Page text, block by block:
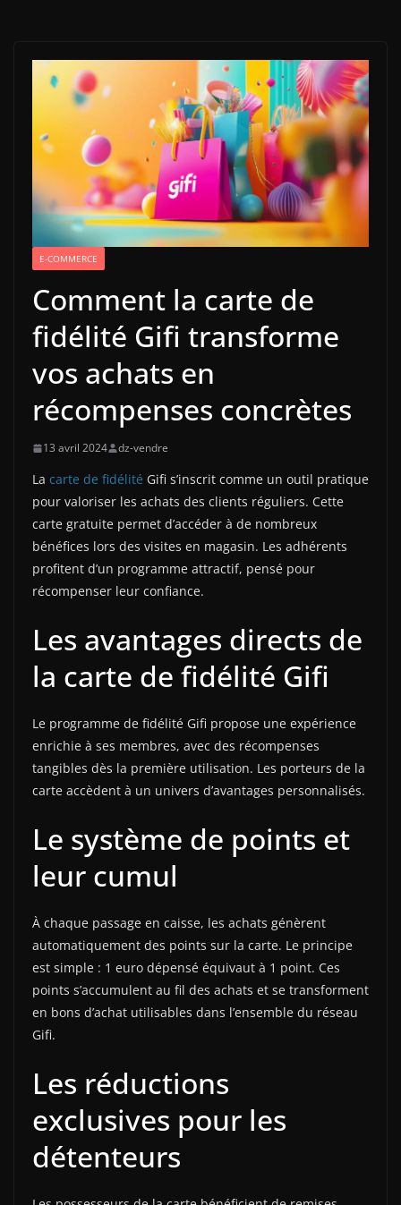
E-COMMERCE
Comment la carte de
fidélité Gifi transforme
vos achats en
récompenses concrètes
13 avril 2024 dz-vendre
La carte de fidélité Gifi s’inscrit comme un outil pratique
pour valoriser les achats des clients réguliers. Cette
carte gratuite permet d’accéder à de nombreux
bénéfices lors des visites en magasin. Les adhérents
profitent d’un programme attractif, pensé pour
récompenser leur confiance.
Les avantages directs de
la carte de fidélité Gifi
Le programme de fidélité Gifi propose une expérience
enrichie à ses membres, avec des récompenses
tangibles dès la première utilisation. Les porteurs de la
carte accèdent à un univers d’avantages personnalisés.
Le système de points et
leur cumul
À chaque passage en caisse, les achats génèrent
automatiquement des points sur la carte. Le principe
est simple : 1 euro dépensé équivaut à 1 point. Ces
points s’accumulent au fil des achats et se transforment
en bons d’achat utilisables dans l’ensemble du réseau
Gifi.
Les réductions
exclusives pour les
détenteurs